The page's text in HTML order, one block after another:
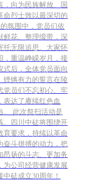
，向为民族解放、国
命烈士致以最深切的
氛围中，党员们依
鲜花、整理缎带，深
托无限追思。大家怀
，重温峥嵘岁月，接
式后，全体党员面向
铿锵有力的誓言在陵
党员们不忘初心、牢
表达了赓续红色血
。 此次祭扫活动是
。四川中砝将围绕开
育要求，持续以革命
奋斗拼搏的动力，把
昂扬的斗志、更加务
为公司经营健康发展
砝成立30周年！